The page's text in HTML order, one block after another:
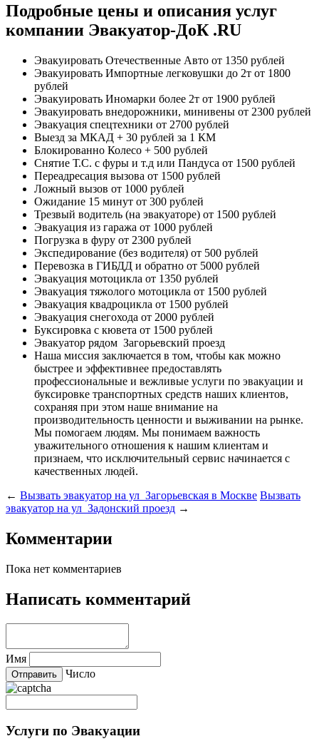
Подробные цены и описания услуг
компании Эвакуатор-ДоК .RU
Эвакуировать Отечественные Авто от 1350 рублей
Эвакуировать Импортные легковушки до 2т от 1800
рублей
Эвакуировать Иномарки более 2т от 1900 рублей
Эвакуировать внедорожники, минивены от 2300 рублей
Эвакуация спецтехники от 2700 рублей
Выезд за МКАД + 30 рублей за 1 КМ
Блокированно Колесо + 500 рублей
Снятие Т.С. с фуры и т.д или Пандуса от 1500 рублей
Переадресация вызова от 1500 рублей
Ложный вызов от 1000 рублей
Ожидание 15 минут от 300 рублей
Трезвый водитель (на эвакуаторе) от 1500 рублей
Эвакуация из гаража от 1000 рублей
Погрузка в фуру от 2300 рублей
Экспедирование (без водителя) от 500 рублей
Перевозка в ГИБДД и обратно от 5000 рублей
Эвакуация мотоцикла от 1350 рублей
Эвакуация тяжолого мотоцикла от 1500 рублей
Эвакуация квадроцикла от 1500 рублей
Эвакуация снегохода от 2000 рублей
Буксировка с кювета от 1500 рублей
Эвакуатор рядом Загорьевский проезд
Наша миссия заключается в том, чтобы как можно
быстрее и эффективнее предоставлять
профессиональные и вежливые услуги по эвакуации и
буксировке транспортных средств наших клиентов,
сохраняя при этом наше внимание на
производительность ценности и выживании на рынке.
Мы помогаем людям. Мы понимаем важность
уважительного отношения к нашим клиентам и
признаем, что исключительный сервис начинается с
качественных людей.
← Вызвать эвакуатор на ул Загорьевская в Москве Вызвать
эвакуатор на ул Задонский проезд →
Комментарии
Пока нет комментариев
Написать комментарий
Имя
Число
Услуги по Эвакуации